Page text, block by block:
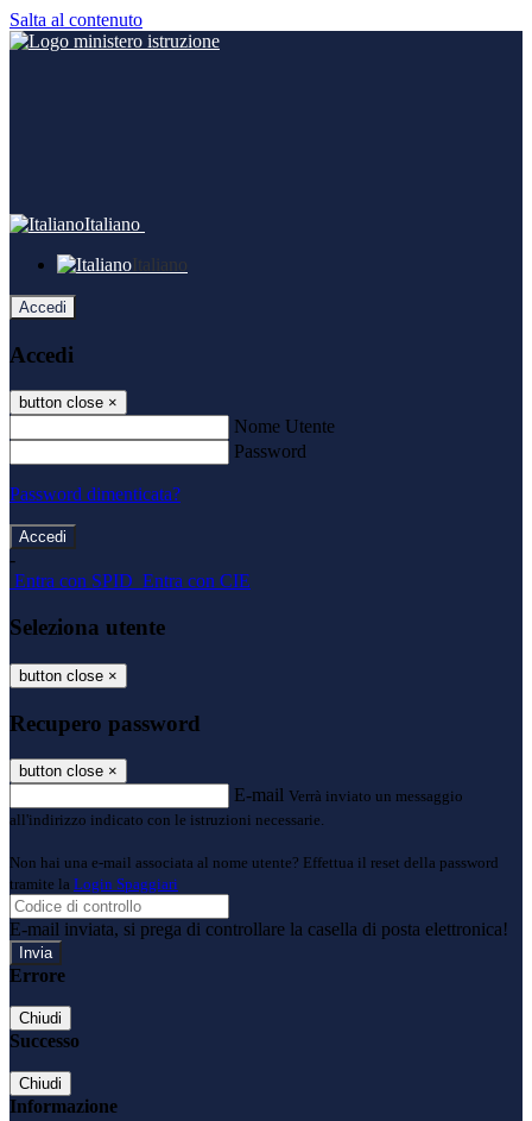
Salta al contenuto
Italiano
Italiano
Accedi
Accedi
button close ×
Nome Utente
Password
Password dimenticata?
-
Entra con SPID Entra con CIE
Seleziona utente
button close ×
Recupero password
button close ×
E-mail Verrà inviato un messaggio
all'indirizzo indicato con le istruzioni necessarie.
Non hai una e-mail associata al nome utente? Effettua il reset della password
tramite la Login Spaggiari
E-mail inviata, si prega di controllare la casella di posta elettronica!
Errore
Chiudi
Successo
Chiudi
Informazione